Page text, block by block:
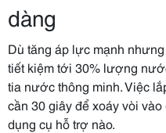
dàng
Dù tăng áp lực mạnh nhưng
tiết kiệm tới 30% lượng
tia nước thông minh. Việc
cần 30 giây để xoáy vòi
dụng cụ hỗ trợ nào.